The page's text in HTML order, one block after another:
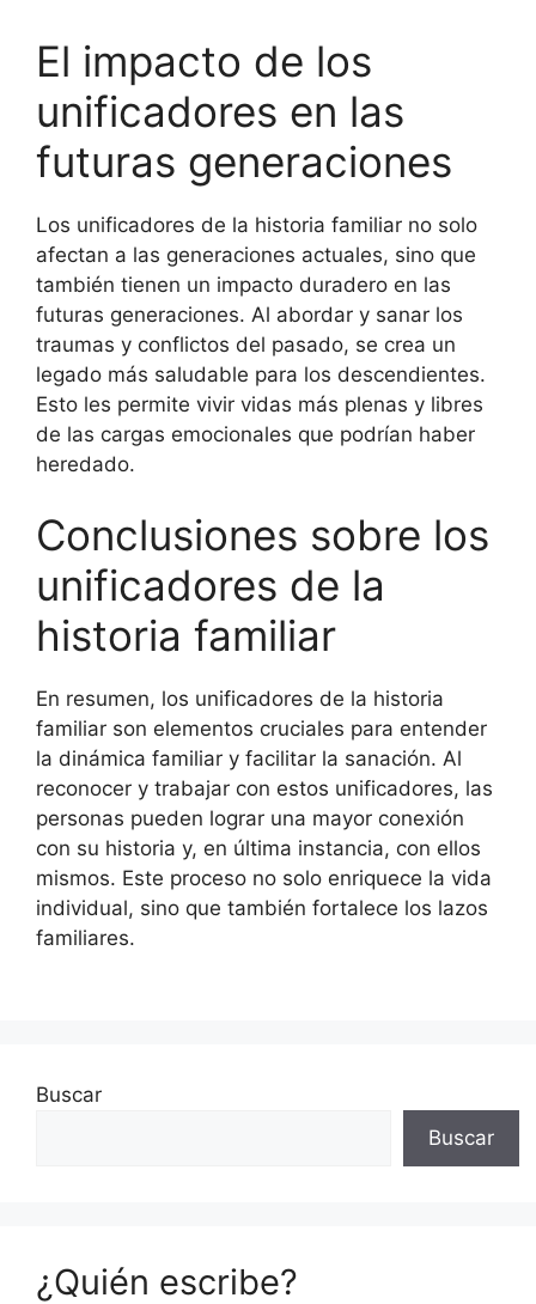
El impacto de los
unificadores en las
futuras generaciones
Los unificadores de la historia familiar no solo
afectan a las generaciones actuales, sino que
también tienen un impacto duradero en las
futuras generaciones. Al abordar y sanar los
traumas y conflictos del pasado, se crea un
legado más saludable para los descendientes.
Esto les permite vivir vidas más plenas y libres
de las cargas emocionales que podrían haber
heredado.
Conclusiones sobre los
unificadores de la
historia familiar
En resumen, los unificadores de la historia
familiar son elementos cruciales para entender
la dinámica familiar y facilitar la sanación. Al
reconocer y trabajar con estos unificadores, las
personas pueden lograr una mayor conexión
con su historia y, en última instancia, con ellos
mismos. Este proceso no solo enriquece la vida
individual, sino que también fortalece los lazos
familiares.
Buscar
Buscar
¿Quién escribe?